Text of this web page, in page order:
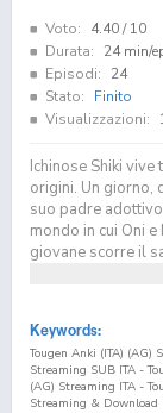
Voto: 4.40/ 10
Durata:
24 min/
Episodi:
24
Stato:
Finito
Visualizzazioni:
Ichinose Shiki
origini. Un giorno,
suo padre
mondo in cui Oni
giovane scorre il
Keywords:
Tougen Anki (ITA) (AG)
Streaming SUB ITA -
(AG) Streaming ITA -
Streaming & Download